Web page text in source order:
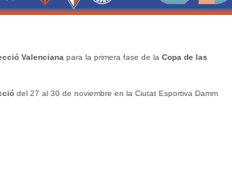
Valenciana para la primera fase de la Copa de las
del 27 al 30 de noviembre en la Ciutat Esportiva Damm